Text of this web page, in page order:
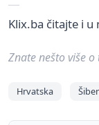
Klix.ba čitajte i u
Znate nešto više
Hrvatska